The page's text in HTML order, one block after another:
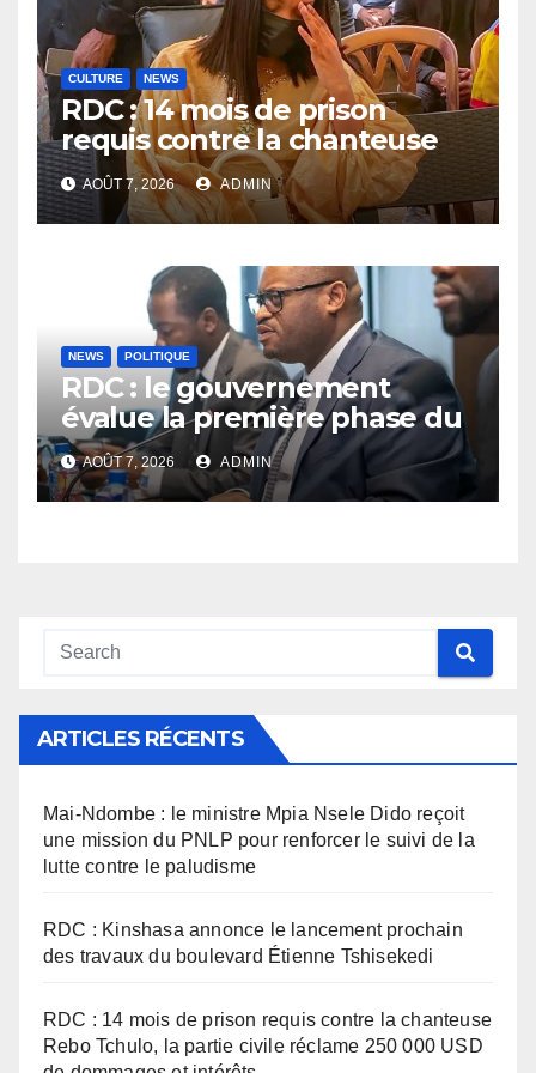
CULTURE NEWS
RDC : 14 mois de prison
requis contre la chanteuse
Rebo Tchulo, la partie civile
réclame 250 000 USD de
dommages et intérêts
AOÛT 7, 2026 ADMIN
NEWS POLITIQUE
RDC : le gouvernement
évalue la première phase du
PDL-145T et prépare la
relance du programme
AOÛT 7, 2026 ADMIN
ARTICLES RÉCENTS
Mai-Ndombe : le ministre Mpia Nsele Dido reçoit
une mission du PNLP pour renforcer le suivi de la
lutte contre le paludisme
RDC : Kinshasa annonce le lancement prochain
des travaux du boulevard Étienne Tshisekedi
RDC : 14 mois de prison requis contre la chanteuse
Rebo Tchulo, la partie civile réclame 250 000 USD